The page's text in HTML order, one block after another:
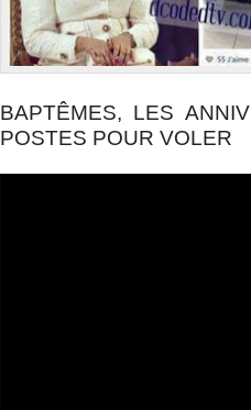
BAPTÊMES, LES
POSTES POUR VOLER